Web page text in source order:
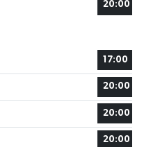
20:00
17:00
20:00
20:00
20:00